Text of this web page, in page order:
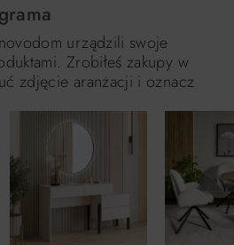
urządzili swoje
Zrobiłeś zakupy w
zdjęcie aranżacji i oznacz